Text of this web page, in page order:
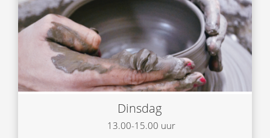
Dinsdag
13.00-15.00 uur